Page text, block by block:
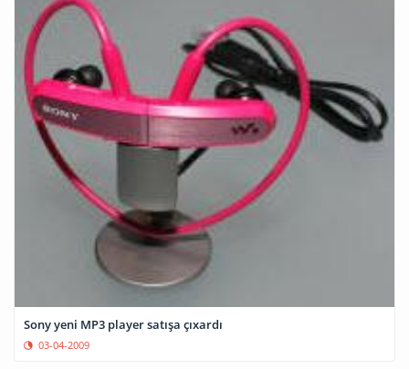
Sony yeni MP3 player satışa çıxardı
03-04-2009